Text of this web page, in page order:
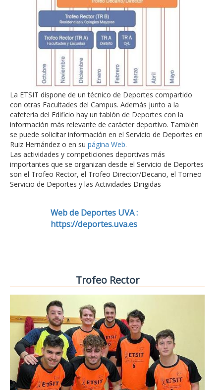
La ETSIT dispone de un técnico de Deportes compartido
con otras Facultades del Campus. Además junto a la
cafetería del Edificio hay un tablón de Deportes con la
información más relevante de carácter deportivo. También
se puede solicitar información en el Servicio de Deportes en
Ruiz Hernández o en su página Web.
Las actividades y competiciones deportivas más
importantes que se organizan desde el Servicio de Deportes
son el Trofeo Rector, el Trofeo Director/Decano, el Torneo
Servicio de Deportes y las Actividades Dirigidas
Web de Deportes UVA :
https://deportes.uva.es
Trofeo Rector